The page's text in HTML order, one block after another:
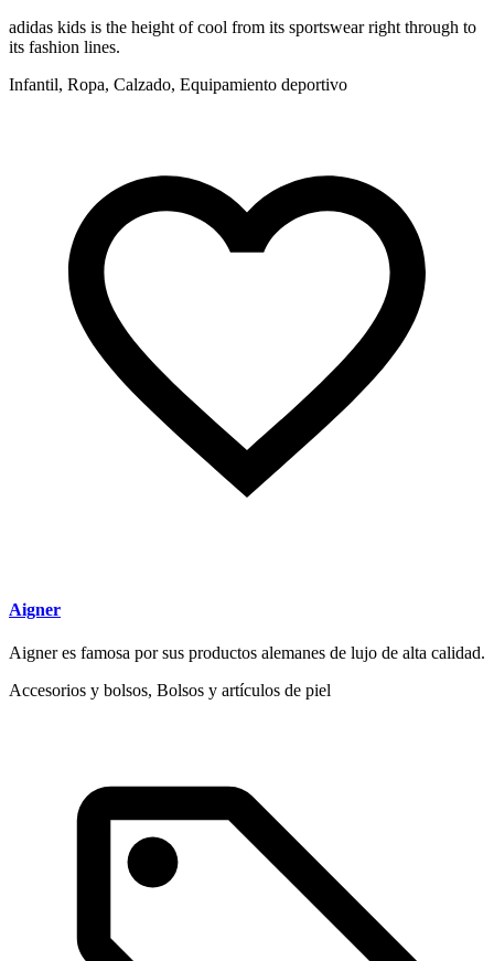
adidas kids is the height of cool from its sportswear right through to
its fashion lines.
Infantil, Ropa, Calzado, Equipamiento deportivo
Aigner
Aigner es famosa por sus productos alemanes de lujo de alta calidad.
Accesorios y bolsos, Bolsos y artículos de piel